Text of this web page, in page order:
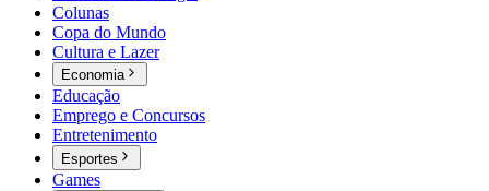
Colunas
Copa do Mundo
Cultura e Lazer
Economia
Educação
Emprego e Concursos
Entretenimento
Esportes
Games